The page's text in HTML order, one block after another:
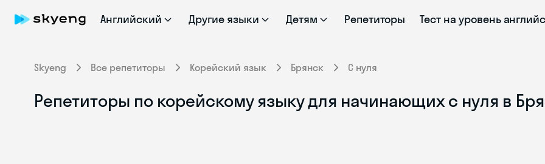
Английский Другие языки Детям Репетиторы Тест на уровень
Skyeng Все репетиторы Корейский язык Брянск С нуля
Репетиторы по корейскому языку для начинающих с нуля в